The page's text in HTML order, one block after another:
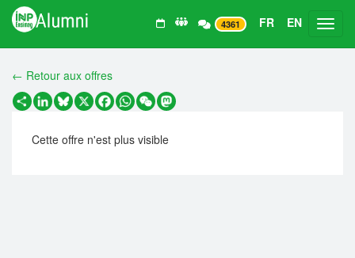
4361 FR EN
← Retour aux offres
PartagerLinkedIn
Bluesky
X Facebook
WhatsApp
WeChatMastodon
Cette offre n'est plus visible